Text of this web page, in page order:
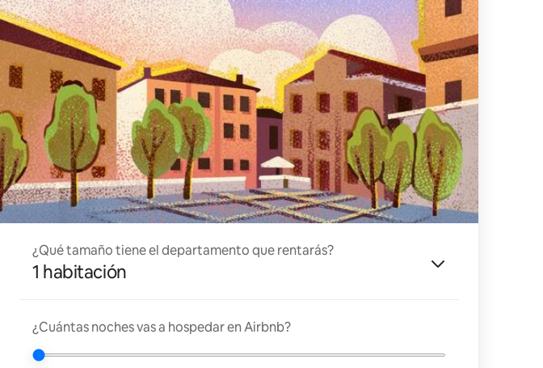
¿Qué tamaño tiene el departamento que rentarás?
1 habitación
¿Cuántas noches vas a hospedar en Airbnb?